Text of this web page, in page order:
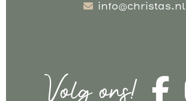
info@christas.nl
Volg ons!